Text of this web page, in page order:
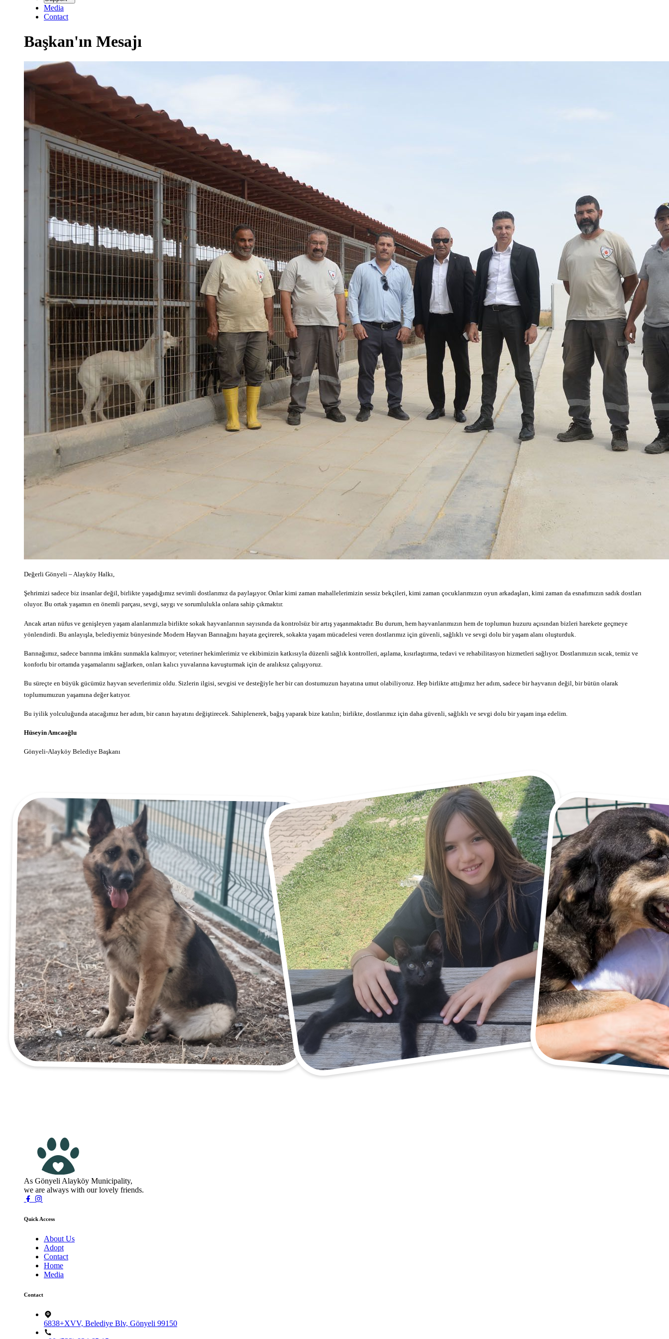
menüsü
Media
Contact
Başkan'ın Mesajı
Değerli Gönyeli – Alayköy Halkı,
Şehrimizi sadece biz insanlar değil, birlikte yaşadığımız sevimli dostlarımız da paylaşıyor. Onlar kimi zaman mahallelerimizin sessiz bekçileri, kimi zaman çocuklarımızın oyun arkadaşları, kimi zaman da esnafımızın sadık dostları
oluyor. Bu ortak yaşamın en önemli parçası, sevgi, saygı ve sorumlulukla onlara sahip çıkmaktır.
Ancak artan nüfus ve genişleyen yaşam alanlarımızla birlikte sokak hayvanlarının sayısında da kontrolsüz bir artış yaşanmaktadır. Bu durum, hem hayvanlarımızın hem de toplumun huzuru açısından bizleri harekete geçmeye
yönlendirdi. Bu anlayışla, belediyemiz bünyesinde Modern Hayvan Barınağını hayata geçirerek, sokakta yaşam mücadelesi veren dostlarımız için güvenli, sağlıklı ve sevgi dolu bir yaşam alanı oluşturduk.
Barınağımız, sadece barınma imkânı sunmakla kalmıyor; veteriner hekimlerimiz ve ekibimizin katkısıyla düzenli sağlık kontrolleri, aşılama, kısırlaştırma, tedavi ve rehabilitasyon hizmetleri sağlıyor. Dostlarımızın sıcak, temiz ve
konforlu bir ortamda yaşamalarını sağlarken, onları kalıcı yuvalarına kavuşturmak için de aralıksız çalışıyoruz.
Bu süreçte en büyük gücümüz hayvan severlerimiz oldu. Sizlerin ilgisi, sevgisi ve desteğiyle her bir can dostumuzun hayatına umut olabiliyoruz. Hep birlikte attığımız her adım, sadece bir hayvanın değil, bir bütün olarak
toplumumuzun yaşamına değer katıyor.
Bu iyilik yolculuğunda atacağımız her adım, bir canın hayatını değiştirecek. Sahiplenerek, bağış yaparak bize katılın; birlikte, dostlarımız için daha güvenli, sağlıklı ve sevgi dolu bir yaşam inşa edelim.
Hüseyin Amcaoğlu
Gönyeli-Alayköy Belediye Başkanı
As Gönyeli Alayköy Municipality,
we are always with our lovely friends.
Quick Access
About Us
Adopt
Contact
Home
Media
Contact
6838+XVV, Belediye Blv, Gönyeli 99150